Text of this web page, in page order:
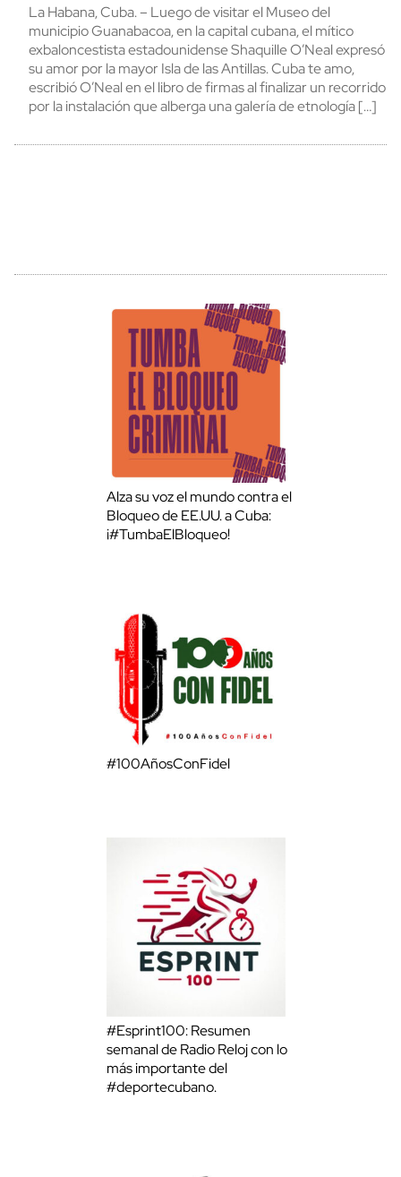
La Habana, Cuba. – Luego de visitar el Museo del
municipio Guanabacoa, en la capital cubana, el mítico
exbaloncestista estadounidense Shaquille O’Neal expresó
su amor por la mayor Isla de las Antillas. Cuba te amo,
escribió O’Neal en el libro de firmas al finalizar un recorrido
por la instalación que alberga una galería de etnología […]
Alza su voz el mundo contra el
Bloqueo de EE.UU. a Cuba:
¡#TumbaElBloqueo!
#100AñosConFidel
#Esprint100: Resumen
semanal de Radio Reloj con lo
más importante del
#deportecubano.